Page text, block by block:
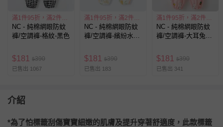
滿1件95折，滿2件85折
NC - 純棉網眼防蚊
褲/空調褲-格紋-黑色
$181 $390
已售出 1067
滿1件95折，滿2件85折
NC - 純棉網眼防蚊
褲/空調褲-繽紛水果-
$181 $390
已售出 183
滿1件95折，滿2件85折
NC - 純棉網眼防蚊
褲/空調褲-大耳兔子-
$181 $390
已售出 341
介紹
*為了怕標籤刮傷寶寶細嫩的肌膚及提升穿著舒適度，此款標籤